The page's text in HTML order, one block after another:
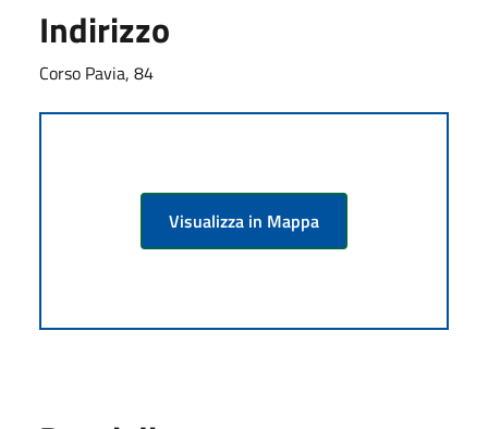
Indirizzo
Corso Pavia, 84
Visualizza in Mappa